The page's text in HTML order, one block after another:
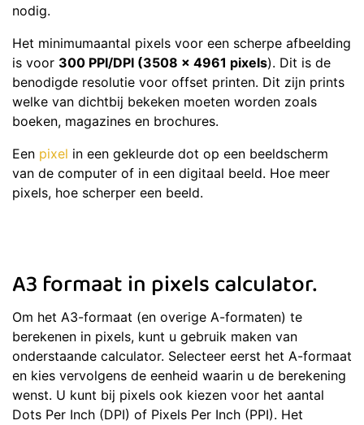
nodig.
Het minimumaantal pixels voor een scherpe afbeelding
is voor 300 PPI/DPI (3508 x 4961 pixels). Dit is de
benodigde resolutie voor offset printen. Dit zijn prints
welke van dichtbij bekeken moeten worden zoals
boeken, magazines en brochures.
Een pixel in een gekleurde dot op een beeldscherm
van de computer of in een digitaal beeld. Hoe meer
pixels, hoe scherper een beeld.
A3 formaat in pixels calculator.
Om het A3-formaat (en overige A-formaten) te
berekenen in pixels, kunt u gebruik maken van
onderstaande calculator. Selecteer eerst het A-formaat
en kies vervolgens de eenheid waarin u de berekening
wenst. U kunt bij pixels ook kiezen voor het aantal
Dots Per Inch (DPI) of Pixels Per Inch (PPI). Het